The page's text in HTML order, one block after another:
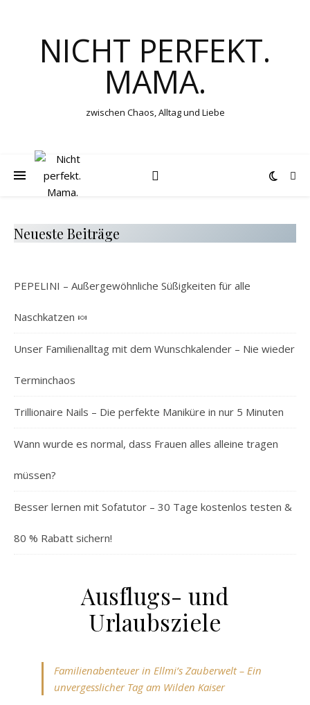
NICHT PERFEKT.
MAMA.
zwischen Chaos, Alltag und Liebe
Neueste Beiträge
PEPELINI – Außergewöhnliche Süßigkeiten für alle
Naschkatzen 🍬
Unser Familienalltag mit dem Wunschkalender – Nie wieder
Terminchaos
Trillionaire Nails – Die perfekte Maniküre in nur 5 Minuten
Wann wurde es normal, dass Frauen alles alleine tragen
müssen?
Besser lernen mit Sofatutor – 30 Tage kostenlos testen &
80 % Rabatt sichern!
Ausflugs- und
Urlaubsziele
Familienabenteuer in Ellmi’s Zauberwelt – Ein
unvergesslicher Tag am Wilden Kaiser